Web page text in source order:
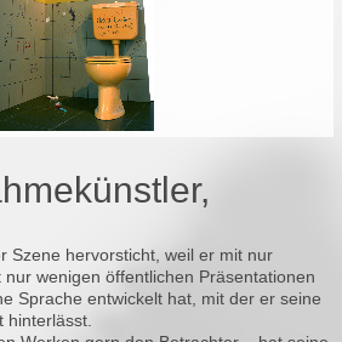
Szene hervorsticht, weil er mit nur
wenigen öffentlichen Präsentationen
Sprache entwickelt hat, mit der er seine
hinterlässt.